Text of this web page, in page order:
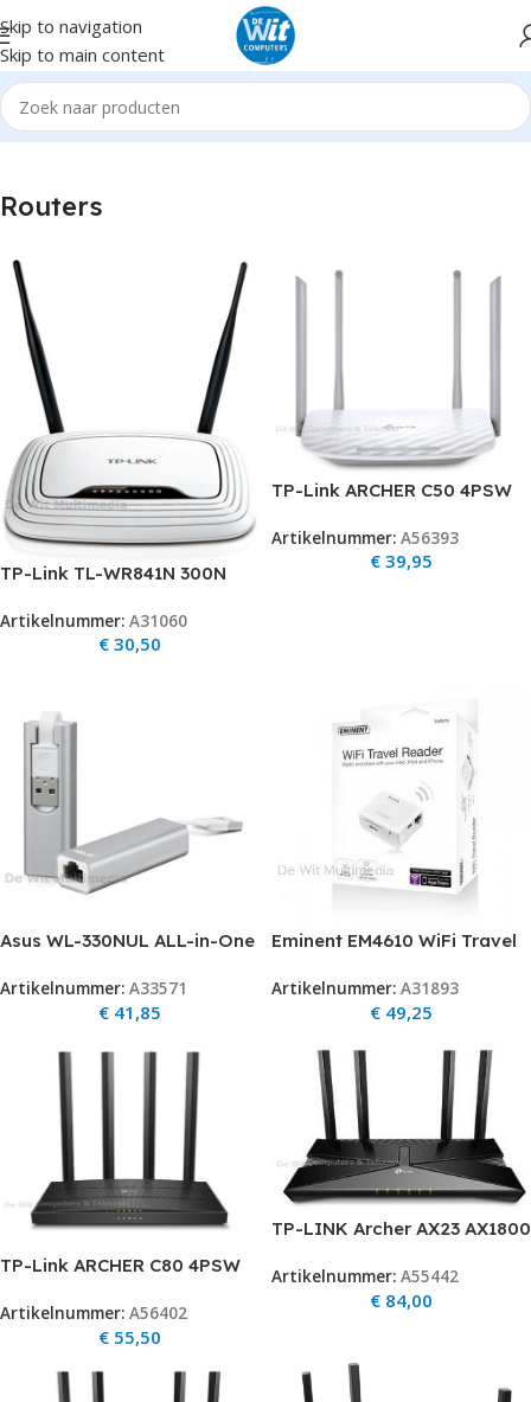
Skip to navigation
Skip to main content
Home Hardware netwerk draadloos Routers
Routers
TP-Link TL-WR841N 300N
Switch (10/100) Atheros
chipset 2T2R 2.4GHZ
Artikelnummer: A31060
€ 30,50
TP-Link ARCHER C50 4PSW
router
Artikelnummer: A56393
€ 39,95
Asus WL-330NUL ALL-in-One
802.11n 150Mbp
Artikelnummer: A33571
€ 41,85
Eminent EM4610 WiFi Travel
Apple Devices
Artikelnummer: A31893
€ 49,25
TP-Link ARCHER C80 4PSW
Mbps
Artikelnummer: A56402
€ 55,50
TP-LINK Archer AX23 AX1800
Artikelnummer: A55442
€ 84,00